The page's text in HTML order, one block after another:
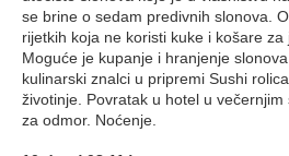
se brine o sedam predivnih slonova.
rijetkih koja ne koristi kuke i košare za
Moguće je kupanje i hranjenje
kulinarski znalci u pripremi Sushi
životinje. Povratak u hotel u
za odmor. Noćenje.